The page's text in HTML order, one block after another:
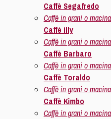
Caffè Segafredo
Caffè in grani o
Caffè illy
Caffè in grani o
Caffè Barbaro
Caffè in grani o
Caffè Toraldo
Caffè in grani o
Caffè Kimbo
Caffè in grani o